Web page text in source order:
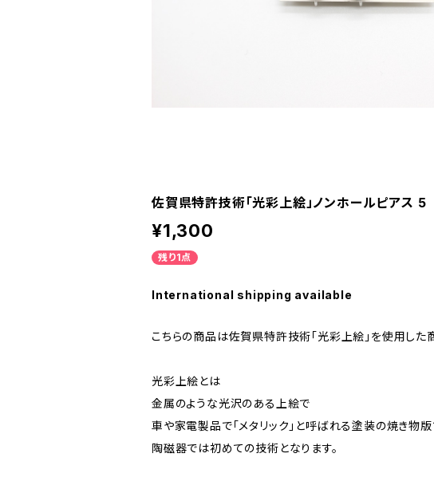
佐賀県特許技術「光彩上絵」ノンホールピアス 5
¥1,300
残り1点
International shipping available
こちらの商品は佐賀県特許技術「光彩上絵」を使用した
光彩上絵とは
金属のような光沢のある上絵で
車や家電製品で「メタリック」と呼ばれる塗装の焼き物版
陶磁器では初めての技術となります。